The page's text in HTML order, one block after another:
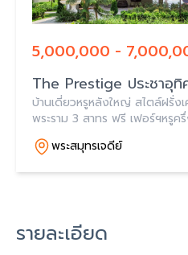
5,000,000 -
The Prestige ประชาอุ
บ้านเดี่ยวหรูหลังใหญ่ สไตล์ฝรั่ง
พระราม 3 สาทร ฟรี เฟอร์ฯหรูค
พระสมุทรเจดีย์
รายละเอียด